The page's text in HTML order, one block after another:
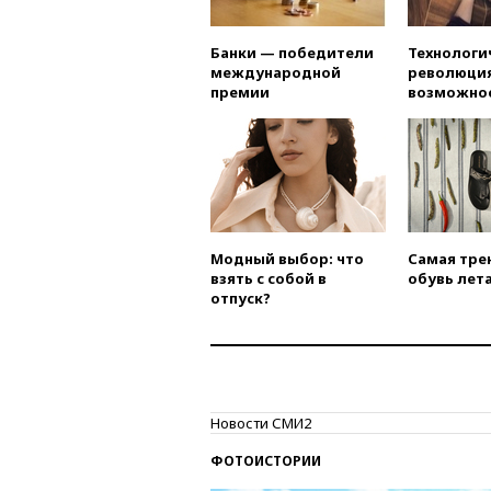
Банки — победители
международной
премии
Модный выбор: что
взять с собой в
отпуск?
Самая
обувь
Новости СМИ2
ФОТОИСТОРИИ